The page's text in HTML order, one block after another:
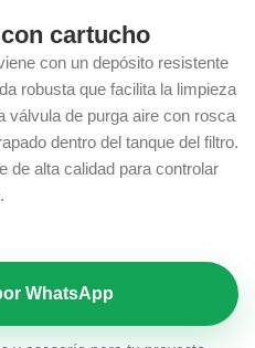
cartucho
con un depósito resistente
robusta que facilita la limpieza
válvula de purga aire con rosca
dentro del tanque del filtro.
de alta calidad para controlar
WhatsApp